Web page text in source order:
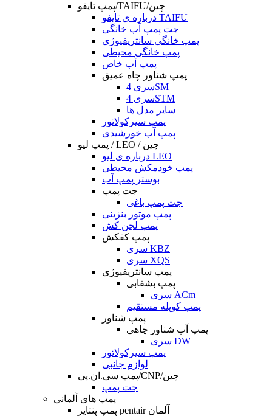
پمپ تایفو/TAIFU/چین
درباره ی تایفو TAIFU
جت پمپ آب خانگی
پمپ خانگی سانتریفیوژی
پمپ خانگی محیطی
پمپ آب خاص
پمپ شناور چاه عمیق
سری 4SM
سری 4STM
سایر مدل ها
پمپ سیرکولاتور
پمپ آب خورشیدی
پمپ لیو / LEO / چین
درباره ی لیو LEO
پمپ خودمکش محیطی
بوستر پمپ آب
جت پمپ
جت پمپ باغی
پمپ موتور بنزینی
پمپ لجن کش
پمپ کفکش
سری KBZ
سری XQS
پمپ سانتریفیوژی
پمپ بشقابی
سری ACm
پمپ کوپله مستقیم
پمپ شناور
پمپ آب شناور چاهی
سری DW
پمپ سیرکولاتور
لوازم جانبی
پمپ سی.ان.پی/CNP/چین
جت پمپ
پمپ های آلمانی
پمپ پنتایر pentair آلمان